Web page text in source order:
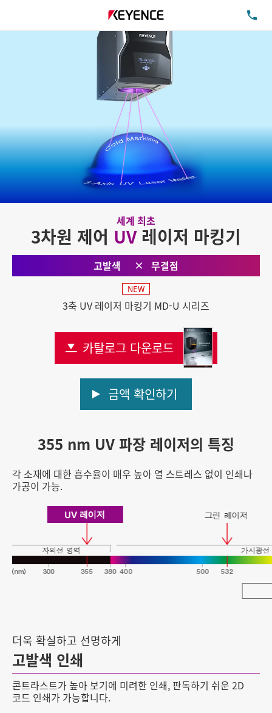
세계 최초
3차원 제어 UV레이저 마킹기
고발색 무결점
NEW
3축 UV 레이저 마킹기 MD-U 시리즈
카탈로그 다운로드
금액 확인하기
355 nm UV 파장 레이저의 특징
각 소재에 대한 흡수율이 매우 높아 열 스트레스 없이 인쇄나
가공이 가능.
더욱 확실하고 선명하게
고발색 인쇄
콘트라스트가 높아 보기에 미려한 인쇄, 판독하기 쉬운 2D
코드 인쇄가 가능합니다.